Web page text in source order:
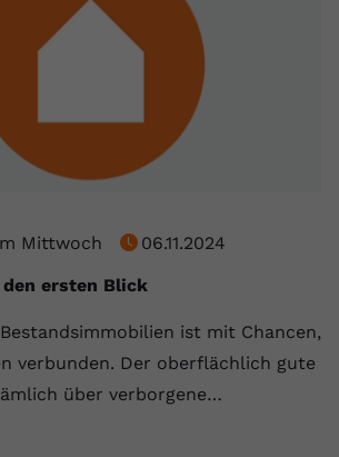
Mittwoch
06.11.2024
ersten Blick
ist mit Chancen,
verbunden. Der oberflächlich gute
über verborgene…